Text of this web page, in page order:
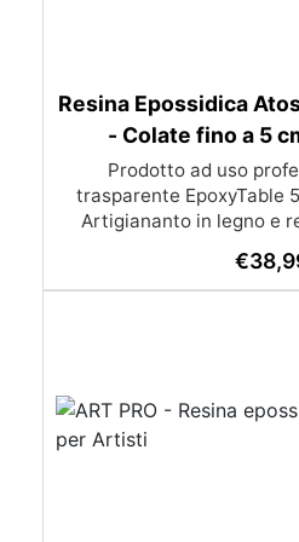
Resina Epossidica
- Colate fino a 5
Prodotto ad uso
trasparente EpoxyTable
Artigiananto in legno e
perfetta per colate di alto
Applicazioni Principali:
monete, pietre, ecc)
spessore dentro
Caratteristiche
€